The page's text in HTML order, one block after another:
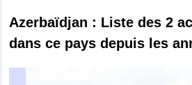
Azerbaïdjan : Liste des 2
dans ce pays depuis les